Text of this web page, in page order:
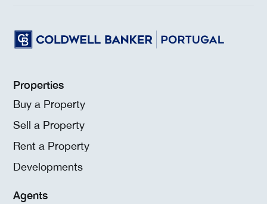
Properties
Buy a Property
Sell a Property
Rent a Property
Developments
Agents